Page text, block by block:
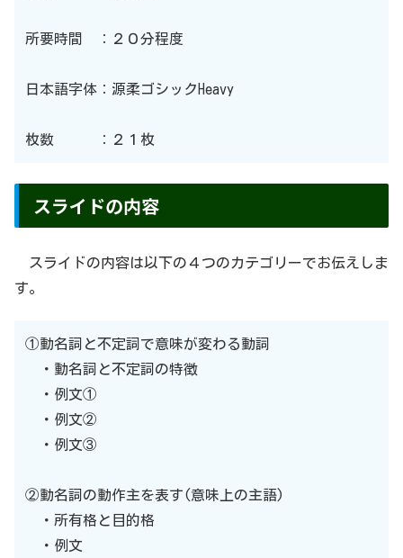
所要時間 ：２０分程度
日本語字体：源柔ゴシックHeavy
枚数 ：２１枚
スライドの内容
スライドの内容は以下の４つのカテゴリーでお伝えしま
す。
①動名詞と不定詞で意味が変わる動詞
・動名詞と不定詞の特徴
・例文①
・例文②
・例文③
②動名詞の動作主を表す(意味上の主語)
・所有格と目的格
・例文